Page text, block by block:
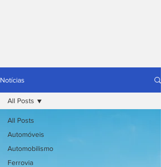
Notícias
All Posts
Automóveis
Automobilismo
Ferrovia
All Posts